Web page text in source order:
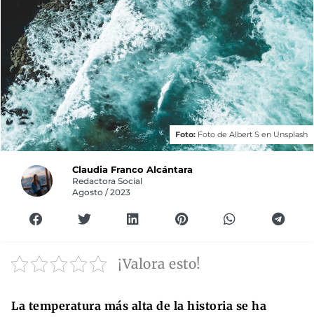
Foto: Foto de Albert S en Unsplash
Claudia Franco Alcántara
Redactora Social
Agosto / 2023
¡Valora esto!
La temperatura más alta de la historia se ha